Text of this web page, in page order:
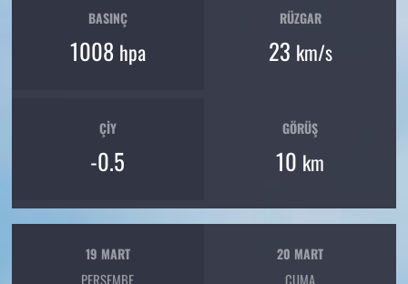
BASINÇ
1008 hpa
RÜZGAR
23 km/s
ÇIY
-0.5
GÖRÜŞ
10 km
19 MART
PERŞEMBE
20 MART
CUMA